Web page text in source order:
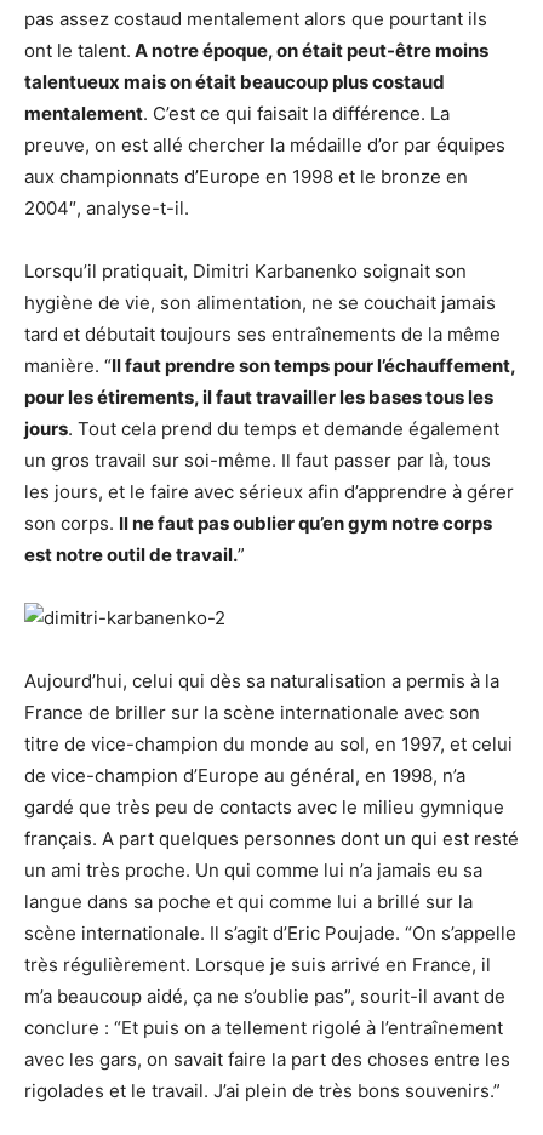
pas assez costaud mentalement alors que pourtant ils
ont le talent. A notre époque, on était peut-être moins
talentueux mais on était beaucoup plus costaud
mentalement. C’est ce qui faisait la différence. La
preuve, on est allé chercher la médaille d’or par équipes
aux championnats d’Europe en 1998 et le bronze en
2004″, analyse-t-il.
Lorsqu’il pratiquait, Dimitri Karbanenko soignait son
hygiène de vie, son alimentation, ne se couchait jamais
tard et débutait toujours ses entraînements de la même
manière. “Il faut prendre son temps pour l’échauffement,
pour les étirements, il faut travailler les bases tous les
jours. Tout cela prend du temps et demande également
un gros travail sur soi-même. Il faut passer par là, tous
les jours, et le faire avec sérieux afin d’apprendre à gérer
son corps. Il ne faut pas oublier qu’en gym notre corps
est notre outil de travail.”
Aujourd’hui, celui qui dès sa naturalisation a permis à la
France de briller sur la scène internationale avec son
titre de vice-champion du monde au sol, en 1997, et celui
de vice-champion d’Europe au général, en 1998, n’a
gardé que très peu de contacts avec le milieu gymnique
français. A part quelques personnes dont un qui est resté
un ami très proche. Un qui comme lui n’a jamais eu sa
langue dans sa poche et qui comme lui a brillé sur la
scène internationale. Il s’agit d’Eric Poujade. “On s’appelle
très régulièrement. Lorsque je suis arrivé en France, il
m’a beaucoup aidé, ça ne s’oublie pas”, sourit-il avant de
conclure : “Et puis on a tellement rigolé à l’entraînement
avec les gars, on savait faire la part des choses entre les
rigolades et le travail. J’ai plein de très bons souvenirs.”